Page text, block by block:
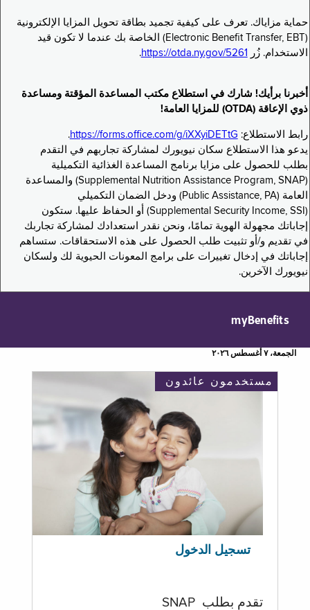
حماية مزاياك. تعرف على كيفية تجميد بطاقة تحويل المزايا الإلكترونية
(Electronic Benefit Transfer, EBT) الخاصة بك عندما لا تكون قيد
الاستخدام. زُر
https://otda.ny.gov/5261
.
أخبرنا برأيك! شارك في استطلاع مكتب المساعدة المؤقتة ومساعدة
ذوي الإعاقة (OTDA) للمزايا العامة!
رابط الاستطلاع: https://forms.office.com/g/iXXyiDETtG
.
يدعو هذا الاستطلاع سكان نيويورك لمشاركة تجاربهم في التقدم
بطلب للحصول على مزايا برنامج المساعدة الغذائية التكميلية
(Supplemental Nutrition Assistance Program, SNAP) والمساعدة
العامة (Public Assistance, PA) ودخل الضمان التكميلي
(Supplemental Security Income, SSI) أو الحفاظ عليها. ستكون
إجاباتك مجهولة الهوية تمامًا، ونحن نقدر استعدادك لمشاركة تجاربك
في تقديم و/أو تثبيت طلب الحصول على هذه الاستحقاقات. ستساهم
إجاباتك في إدخال تغييرات على برامج المعونات الحيوية لك ولسكان
نيويورك الآخرين.
myBenefits
الجمعة، ٧ أغسطس ٢٠٢٦
مستخدمون عائدون
تسجيل الدخول
تقدم بطلب SNAP